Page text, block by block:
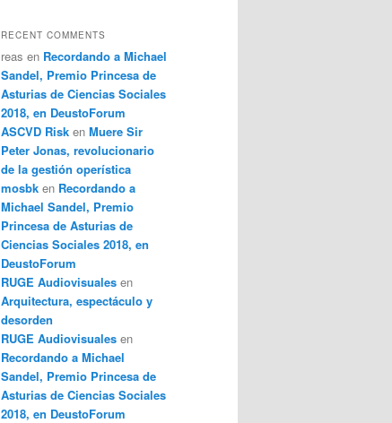
RECENT COMMENTS
reas en Recordando a Michael
Sandel, Premio Princesa de
Asturias de Ciencias Sociales
2018, en DeustoForum
ASCVD Risk en Muere Sir
Peter Jonas, revolucionario
de la gestión operística
mosbk en Recordando a
Michael Sandel, Premio
Princesa de Asturias de
Ciencias Sociales 2018, en
DeustoForum
RUGE Audiovisuales en
Arquitectura, espectáculo y
desorden
RUGE Audiovisuales en
Recordando a Michael
Sandel, Premio Princesa de
Asturias de Ciencias Sociales
2018, en DeustoForum